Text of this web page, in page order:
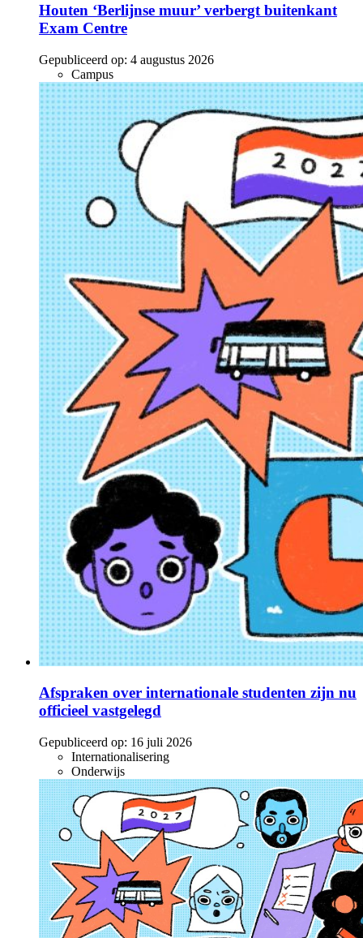
Houten ‘Berlijnse muur’ verbergt buitenkant
Exam Centre
Gepubliceerd op: 4 augustus 2026
Campus
Afspraken over internationale studenten zijn nu
officieel vastgelegd
Gepubliceerd op: 16 juli 2026
Internationalisering
Onderwijs